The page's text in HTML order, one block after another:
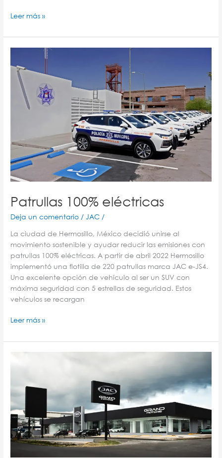
Leer más »
Patrullas 100% eléctricas
Deja un comentario /JAC /
La ciudad de Hermosillo, México decidió unirse al
movimiento sostenible y ayudar reducir las emisiones con
patrullas 100% eléctricas. A partir de abril 2022 Hermosillo
implementó una flotilla de 220 patrullas marca JAC e-JS4.
Una excelente opción de vehículo al ser un SUV con
máxima seguridad con 5 estrellas de seguridad. Estos
vehículos se recargan
eléctricas
Leer más »
principal
del
JAC
Grand
Motors.